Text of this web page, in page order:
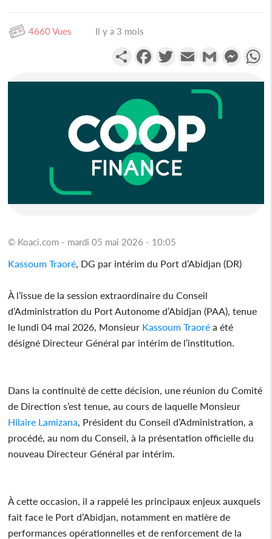
4660 Vues Il y a 3 mois
PartagerFacebookTwitterEmail Gmail
© Koaci.com - mardi 05 mai 2026 - 10:05
Kassoum Traoré , DG par intérim du Port d’Abidjan (DR)
À l’issue de la session extraordinaire du Conseil
d’Administration du Port Autonome d’Abidjan (PAA), tenue
le lundi 04 mai 2026, Monsieur Kassoum Traoré a été
désigné Directeur Général par intérim de l’institution.
Dans la continuité de cette décision, une réunion du Comité
de Direction s’est tenue, au cours de laquelle Monsieur
Hilaire Lamizana , Président du Conseil d’Administration, a
procédé, au nom du Conseil, à la présentation officielle du
nouveau Directeur Général par intérim.
À cette occasion, il a rappelé les principaux enjeux auxquels
fait face le Port d’Abidjan, notamment en matière de
performances opérationnelles et de renforcement de la